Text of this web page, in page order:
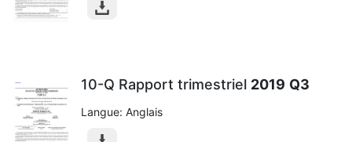
10-Q Rapport trimestriel 2019 Q3
Langue: Anglais